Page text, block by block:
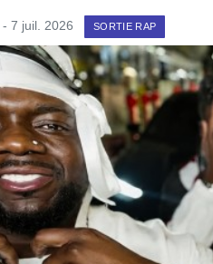
- 7 juil. 2026 SORTIE RAP